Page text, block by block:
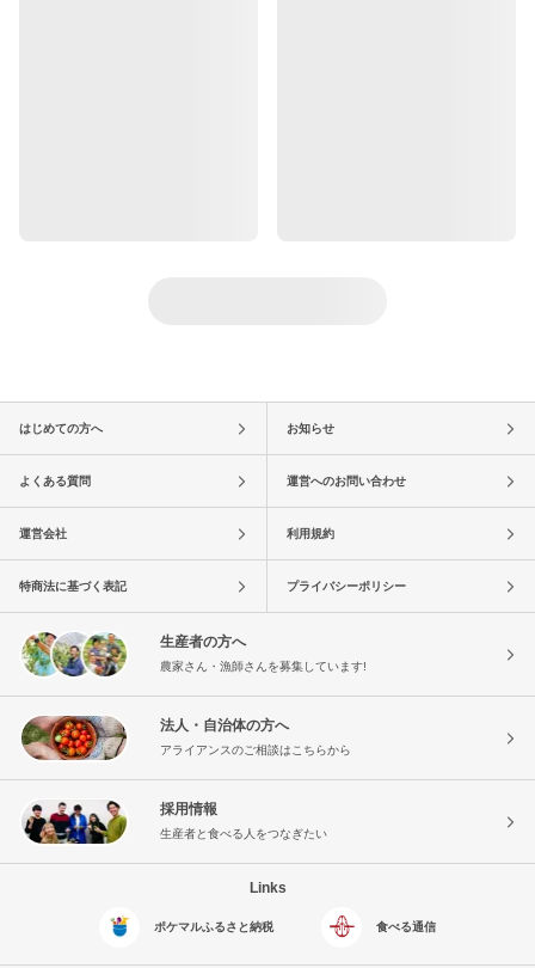
はじめての方へ お知らせ
よくある質問 運営へのお問い合わせ
運営会社 利用規約
特商法に基づく表記 プライバシーポリシー
生産者の方へ
農家さん・漁師さんを募集しています!
法人・自治体の方へ
アライアンスのご相談はこちらから
採用情報
生産者と食べる人をつなぎたい
Links
ポケマルふるさと納税 食べる通信